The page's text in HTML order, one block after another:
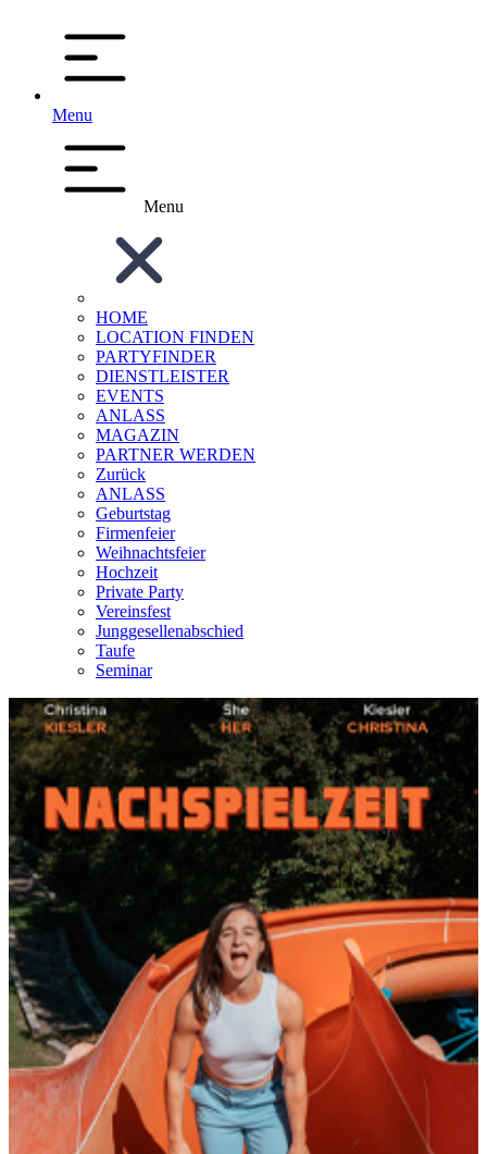
Menu
Menu
HOME
LOCATION FINDEN
PARTYFINDER
DIENSTLEISTER
EVENTS
ANLASS
MAGAZIN
PARTNER WERDEN
Zurück
ANLASS
Geburtstag
Firmenfeier
Weihnachtsfeier
Hochzeit
Private Party
Vereinsfest
Junggesellenabschied
Taufe
Seminar